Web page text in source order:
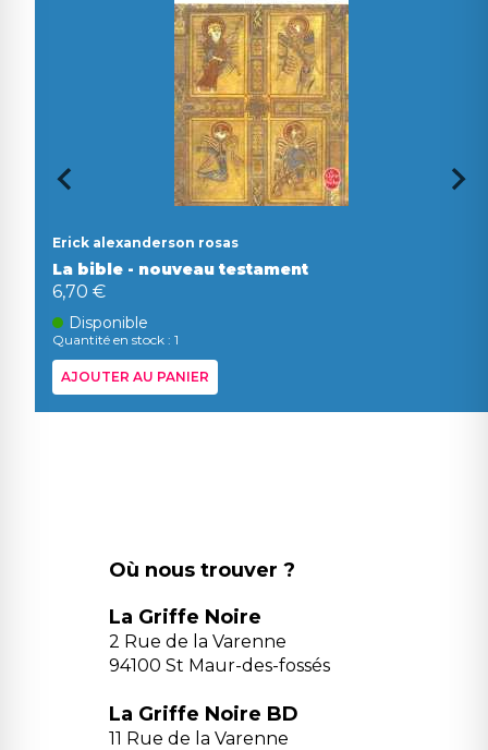
Erick alexanderson rosas
La bible - nouveau testament
6,70 €
Disponible
Quantité en stock : 1
AJOUTER AU PANIER
Où nous trouver ?
La Griffe Noire
2 Rue de la Varenne
94100 St Maur-des-fossés
La Griffe Noire BD
11 Rue de la Varenne